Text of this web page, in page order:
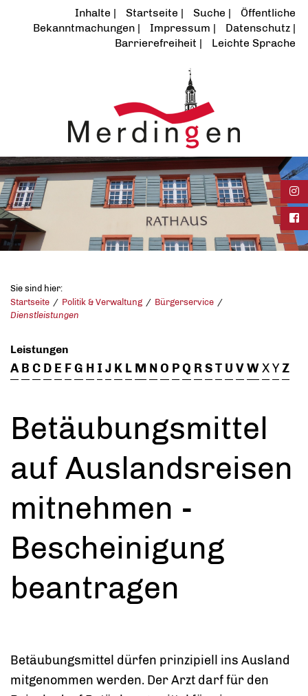
Inhalte Startseite Suche
Öffentliche
Bekanntmachungen
Impressum
Datenschutz
Barrierefreiheit
Leichte Sprache
Sie sind hier:
Startseite
Politik & Verwaltung
Bürgerservice
Dienstleistungen
Leistungen
A B C D E FG H I J K L M NO PQ RST U VWXYZ
Betäubungsmittel
auf Auslandsreisen
mitnehmen -
Bescheinigung
beantragen
Betäubungsmittel dürfen prinzipiell ins Ausland
mitgenommen werden. Der Arzt darf für den